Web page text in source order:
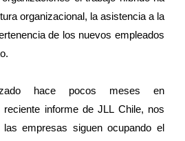
organizacional, la asistencia a la
de los nuevos empleados
hace pocos meses en
informe de JLL Chile, nos
empresas siguen ocupando el